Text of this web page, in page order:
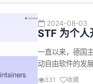
2024-08-03
STF 为个人
一直以来，德国
动自由软件的发
划为个人开源项
331 收藏